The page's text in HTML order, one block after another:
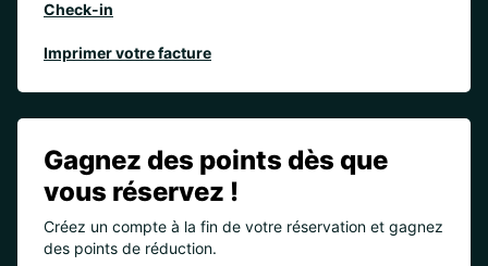
Check-in
Imprimer votre facture
Gagnez des points dès que
vous réservez !
Créez un compte à la fin de votre réservation et gagnez
des points de réduction.